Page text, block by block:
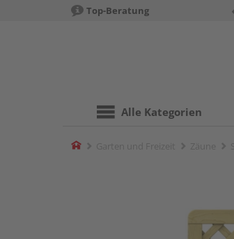
Top-Beratung
Alle Kategorien
Home